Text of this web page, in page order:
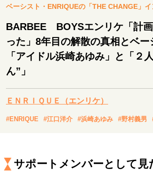
運命を変えた出会い 決断の裏側
表現者の葛藤
人生が動いた日 10
キャリア・働き方
大人の学び直し
ファーストキャリアを拓
リーダーの流儀 変革の原動力
次
ベーシスト・ENRIQUEの「THE CHANGE」
BARBEE BOYSエンリケ「計
った」8年目の解散の真相とベー
「アイドル浜崎あゆみ」と「２
ん”」
ＥＮＲＩＱＵＥ（エンリケ）
#ENRIQUE #江口洋介 #浜崎あゆみ #野村義男
サポートメンバーとして見